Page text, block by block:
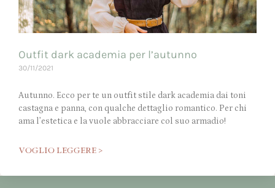
Outfit dark academia per l’autunno
30/11/2021
Autunno. Ecco per te un outfit stile dark academia dai toni
castagna e panna, con qualche dettaglio romantico. Per chi
ama l’estetica e la vuole abbracciare col suo armadio!
VOGLIO LEGGERE >